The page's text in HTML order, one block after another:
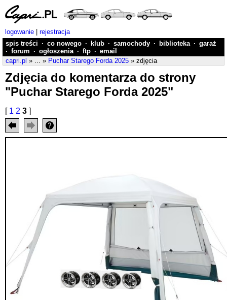
logowanie
rejestracja
spis treści · co nowego · klub · samochody · biblioteka · garaż
· forum · ogłoszenia · ftp · email
capri.pl » ... » Puchar Starego Forda 2025 » zdjęcia
Zdjęcia do komentarza do strony
"Puchar Starego Forda 2025"
[ 1 2 3 ]